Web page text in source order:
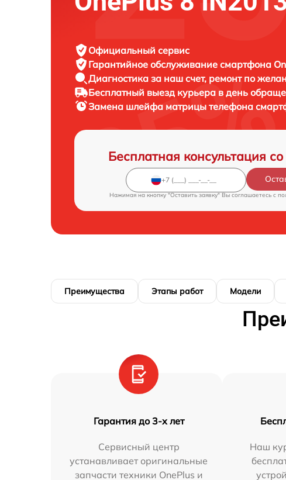
Официальный сервис
Гарантийное обслуживание смартфона
Диагностика за наш счет, ремонт по
Бесплатный выезд курьера в день
Замена шлейфа матрицы телефона
Бесплатная консультация
Нажимая на кнопку "Оставить заявку" Вы соглашаетесь c
Преимущества Этапы работ Модели
Гарантия до 3-х лет
Сервисный центр
устанавливает оригинальные
запчасти техники OnePlus и
Наш